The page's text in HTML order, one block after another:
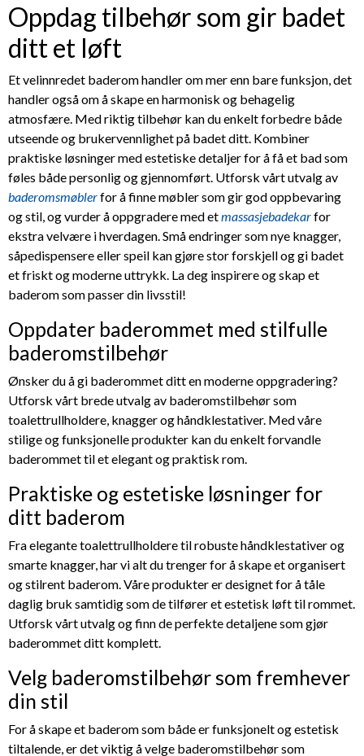
Oppdag tilbehør som gir badet
ditt et løft
Et velinnredet baderom handler om mer enn bare funksjon, det
handler også om å skape en harmonisk og behagelig
atmosfære. Med riktig tilbehør kan du enkelt forbedre både
utseende og brukervennlighet på badet ditt. Kombiner
praktiske løsninger med estetiske detaljer for å få et bad som
føles både personlig og gjennomført. Utforsk vårt utvalg av
baderomsmøblerfor å finne møbler som gir god oppbevaring
og stil, og vurder å oppgradere med etmassasjebadekarfor
ekstra velvære i hverdagen. Små endringer som nye knagger,
såpedispensere eller speil kan gjøre stor forskjell og gi badet
et friskt og moderne uttrykk. La deg inspirere og skap et
baderom som passer din livsstil!
Oppdater baderommet med stilfulle
baderomstilbehør
Ønsker du å gi baderommet ditt en moderne oppgradering?
Utforsk vårt brede utvalg av baderomstilbehør som
toalettrullholdere, knagger og håndklestativer. Med våre
stilige og funksjonelle produkter kan du enkelt forvandle
baderommet til et elegant og praktisk rom.
Praktiske og estetiske løsninger for
ditt baderom
Fra elegante toalettrullholdere til robuste håndklestativer og
smarte knagger, har vi alt du trenger for å skape et organisert
og stilrent baderom. Våre produkter er designet for å tåle
daglig bruk samtidig som de tilfører et estetisk løft til rommet.
Utforsk vårt utvalg og finn de perfekte detaljene som gjør
baderommet ditt komplett.
Velg baderomstilbehør som fremhever
din stil
For å skape et baderom som både er funksjonelt og estetisk
tiltalende, er det viktig å velge baderomstilbehør som